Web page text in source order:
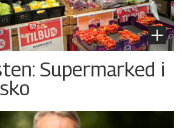
Supermarked i